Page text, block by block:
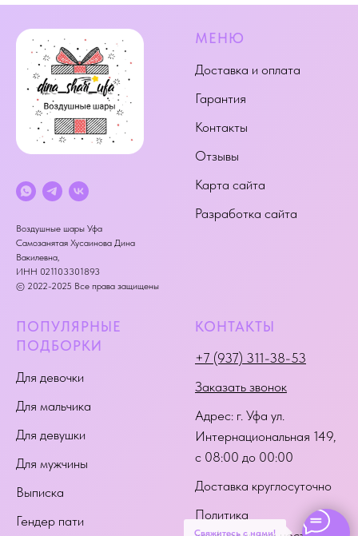
Свяжитесь с нами!
Воздушные шары Уфа
Самозанятая Хусаинова Дина
Вакилевна,
ИНН 021103301893
© 2022-2025 Все права защищены
МЕНЮ
Доставка и оплата
Гарантия
Контакты
Отзывы
Карта сайта
Разработка сайта
ПОПУЛЯРНЫЕ
ПОДБОРКИ
Для девочки
Для мальчика
Для девушки
Для мужчины
Выписка
Гендер пати
КОНТАКТЫ
+7 (937) 311-38-53
Заказать звонок
Адрес: г. Уфа ул.
Интернациональная 149,
с 08:00 до 00:00
Доставка круглосуточно
Политика